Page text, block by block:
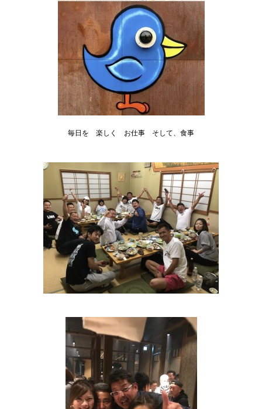
毎日を 楽しく お仕事 そして、食事